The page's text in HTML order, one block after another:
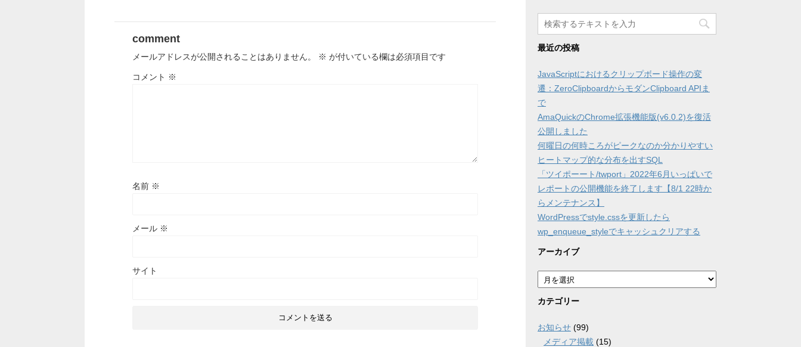
comment
メールアドレスが公開されることはありません。 ※ が付いている欄は必須項目です
コメント ※
名前 ※
メール ※
サイト
最近の投稿
JavaScriptにおけるクリップボード操作の変
遷：ZeroClipboardからモダンClipboard APIま
で
AmaQuickのChrome拡張機能版(v6.0.2)を復活
公開しました
何曜日の何時ころがピークなのか分かりやすい
ヒートマップ的な分布を出すSQL
「ツイポーート/twport」2022年6月いっぱいで
レポートの公開機能を終了します【8/1 22時か
らメンテナンス】
WordPressでstyle.cssを更新したら
wp_enqueue_styleでキャッシュクリアする
アーカイブ
ア
ー
カ
ブ
カテゴリー
お知らせ (99)
メディア掲載 (15)